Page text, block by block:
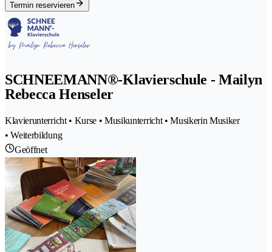
Termin reservieren
SCHNEEMANN®-Klavierschule - Mailyn
Rebecca Henseler
Klavierunterricht • Kurse • Musikunterricht • Musikerin Musiker
• Weiterbildung
Geöffnet